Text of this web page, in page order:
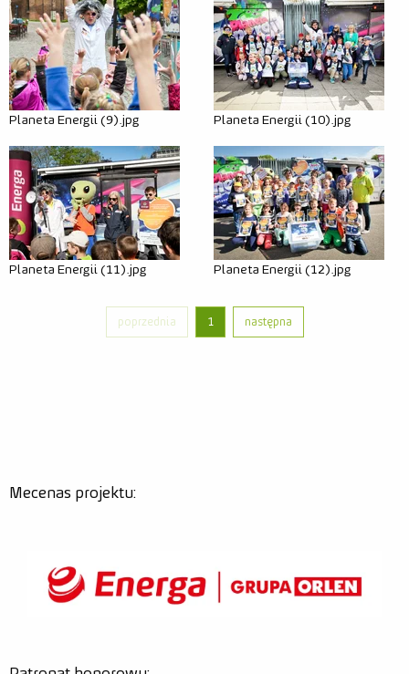
Relacje
Zdjęcia
Wideo
Planeta Energii (9).jpg Planeta Energii (10).jpg
Planeta Energii (11).jpg Planeta Energii (12).jpg
poprzednia 1 następna
Mecenas projektu: